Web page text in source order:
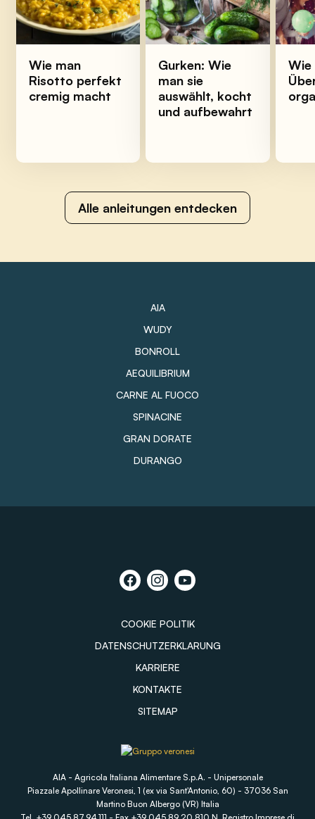
Wie man
Risotto perfekt
cremig macht
Gurken: Wie
man sie
auswählt, kocht
und aufbewahrt
Wie
Alle anleitungen entdecken
AIA
WUDY
BONROLL
AEQUILIBRIUM
CARNE AL FUOCO
SPINACINE
GRAN DORATE
DURANGO
COOKIE POLITIK
DATENSCHUTZERKLARUNG
KARRIERE
KONTAKTE
SITEMAP
AIA - Agricola Italiana Alimentare S.p.A. - Unipersonale
Piazzale Apollinare Veronesi, 1 (ex via Sant'Antonio, 60) - 37036 San
Martino Buon Albergo (VR) Italia